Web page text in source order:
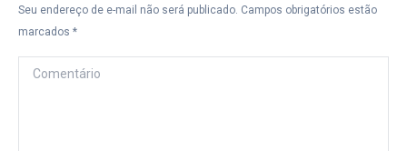
Seu endereço de e-mail não será publicado. Campos obrigatórios estão
marcados *
Comentário